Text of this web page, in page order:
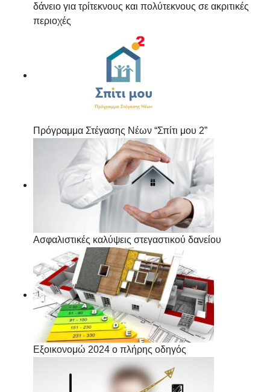
δάνειο για τρίτεκνους και πολύτεκνους σε ακριτικές
περιοχές
Πρόγραμμα Στέγασης Νέων “Σπίτι μου 2”
Ασφαλιστικές καλύψεις στεγαστικού δανείου
Εξοικονομώ 2024 ο πλήρης οδηγός